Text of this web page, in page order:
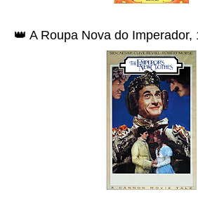
👑 A Roupa Nova do Imperador,